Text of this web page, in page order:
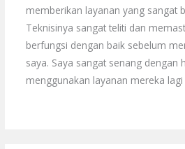
memberikan layanan yang sangat
Teknisinya sangat teliti dan
berfungsi dengan baik sebelum
saya. Saya sangat senang dengan
menggunakan layanan mereka